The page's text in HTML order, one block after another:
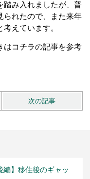
踏み入れましたが、普
られたので、また来年
えています。
はコチラの記事を参考
次の記事
編】移住後のギャッ